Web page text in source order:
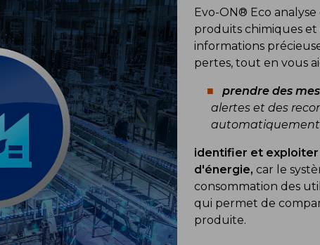
Evo-ON® Eco
produits chimiques
informations
pertes, tout en vous
prendre des
alertes et des
automatiquement
identifier et
d'énergie, car le
consommation des
qui permet de
produite.